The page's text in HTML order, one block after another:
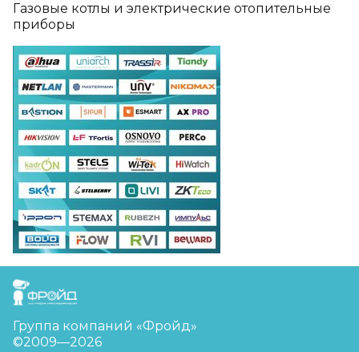
Газовые котлы и электрические отопительные
приборы
FreudGroup
Группа компаний «Фройд»
©2009—2026